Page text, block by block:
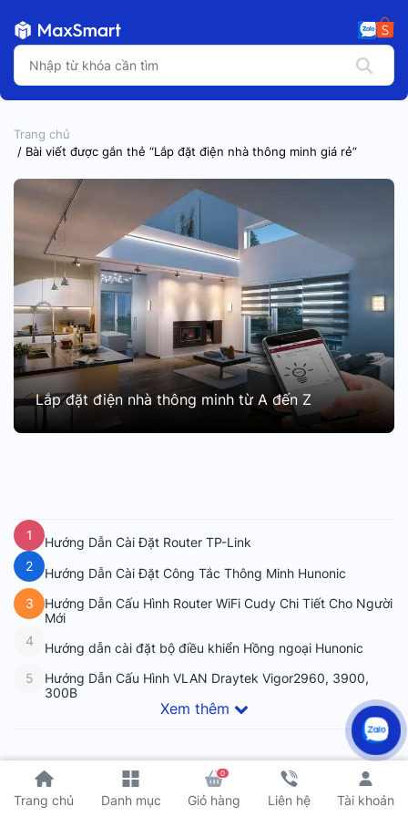
Trang chủ Danh mục
0
Giỏ hàng Liên hệ Tài khoản
Trang chủ
/ Bài viết được gắn thẻ “Lắp đặt điện nhà thông minh giá rẻ”
Lắp đặt điện nhà thông minh từ A đến Z
1
Hướng Dẫn Cài Đặt Router TP-Link
2
Hướng Dẫn Cài Đặt Công Tắc Thông Minh Hunonic
3
Hướng Dẫn Cấu Hình Router WiFi Cudy Chi Tiết Cho Người
Mới
4
Hướng dẫn cài đặt bộ điều khiển Hồng ngoại Hunonic
5
Hướng Dẫn Cấu Hình VLAN Draytek Vigor2960, 3900,
300B
Xem thêm